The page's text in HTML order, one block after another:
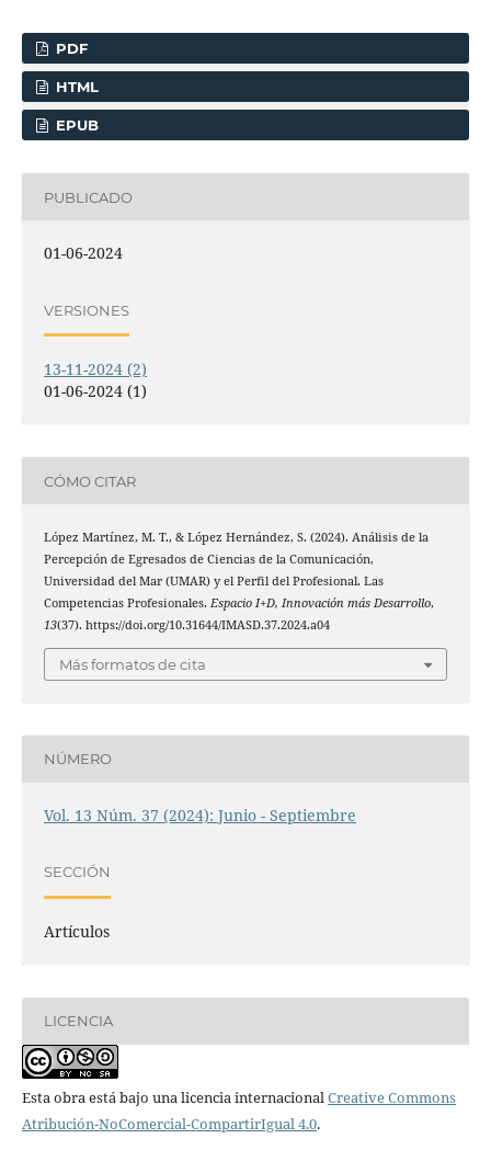
PDF
HTML
EPUB
PUBLICADO
01-06-2024
VERSIONES
13-11-2024 (2)
01-06-2024 (1)
CÓMO CITAR
López Martínez, M. T., & López Hernández, S. (2024). Análisis de la
Percepción de Egresados de Ciencias de la Comunicación,
Universidad del Mar (UMAR) y el Perfil del Profesional. Las
Competencias Profesionales. Espacio I+D, Innovación más Desarrollo,
13(37). https://doi.org/10.31644/IMASD.37.2024.a04
Más formatos de cita
NÚMERO
Vol. 13 Núm. 37 (2024): Junio - Septiembre
SECCIÓN
Artículos
LICENCIA
Esta obra está bajo una licencia internacionalCreative Commons
Atribución-NoComercial-CompartirIgual 4.0.